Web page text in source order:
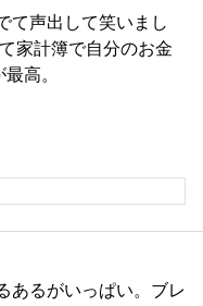
て声出して笑いまし
家計簿で自分のお金
高。
あるがいっぱい。ブレ